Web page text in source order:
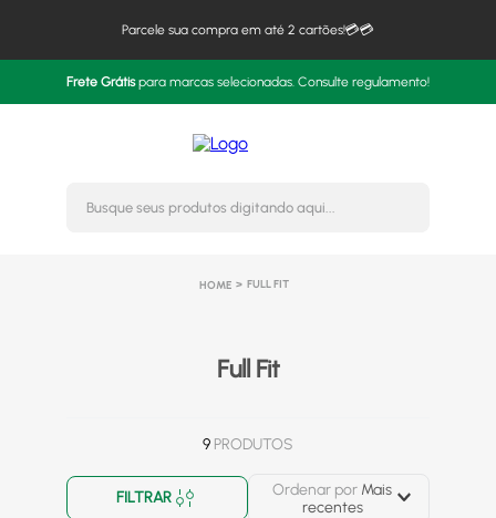
Parcele sua compra em até 2 cartões!💳💳
Frete Grátispara marcas selecionadas. Consulte regulamento!
Busque seus produtos
FULL FIT
Full Fit
9 PRODUTOS
FILTRAR Ordenar por Mais
recentes